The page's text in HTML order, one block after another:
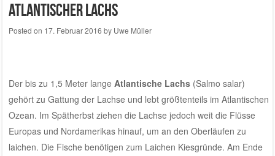
Atlantischer Lachs
Posted on 17. Februar 2016 by Uwe Müller
Der bis zu 1,5 Meter lange Atlantische Lachs (Salmo salar)
gehört zu Gattung der Lachse und lebt größtenteils im Atlantischen
Ozean. Im Spätherbst ziehen die Lachse jedoch weit die Flüsse
Europas und Nordamerikas hinauf, um an den Oberläufen zu
laichen. Die Fische benötigen zum Laichen Kiesgründe. Am Ende